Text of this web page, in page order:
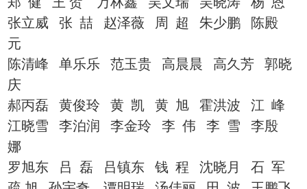
张立威
张 喆 赵泽薇 周 超 朱少鹏
陈殿
元
陈清峰
单乐乐 范玉贵 高晨晨 高久芳
郭晓
庆
郝丙磊
黄俊玲 黄 凯 黄 旭 霍洪波 江 峰
江晓雪
李泊润 李金玲 李 伟 李 雪
李殷
娜
罗旭东
吕 磊 吕镇东 钱 程 沈晓月 石 军